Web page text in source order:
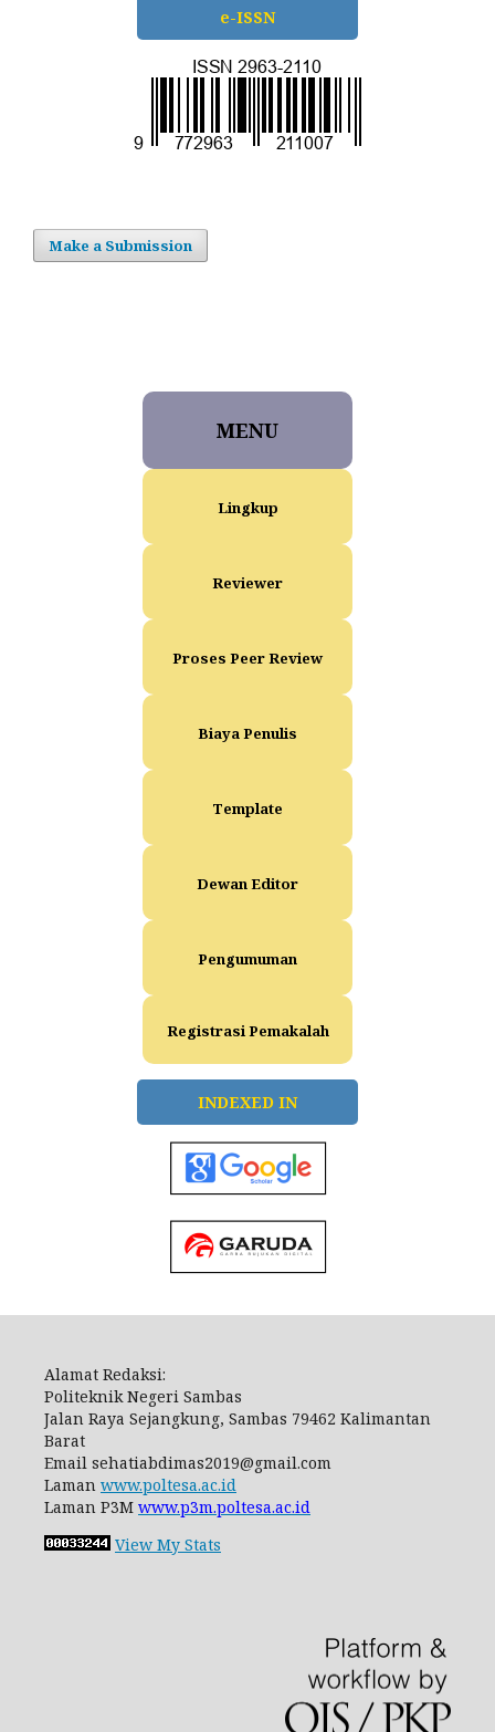
e-ISSN
Make a Submission
MENU
Lingkup
Reviewer
Proses Peer Review
Biaya Penulis
Template
Dewan Editor
Pengumuman
Registrasi Pemakalah
INDEXED IN
Alamat Redaksi:
Politeknik Negeri Sambas
Jalan Raya Sejangkung, Sambas 79462 Kalimantan
Barat
Email sehatiabdimas2019@gmail.com
Laman www.poltesa.ac.id
Laman P3M www.p3m.poltesa.ac.id
View My Stats